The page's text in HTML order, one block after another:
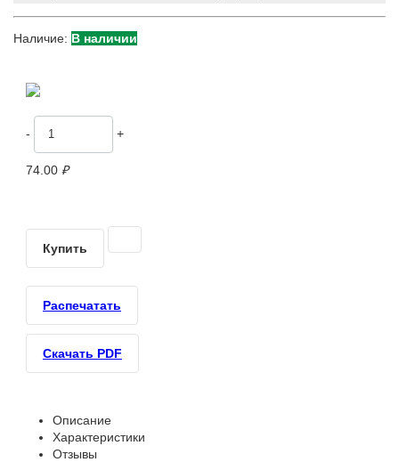
Наличие: В наличии
- +
74.00 ₽
Купить
Распечатать
Скачать PDF
Описание
Характеристики
Отзывы